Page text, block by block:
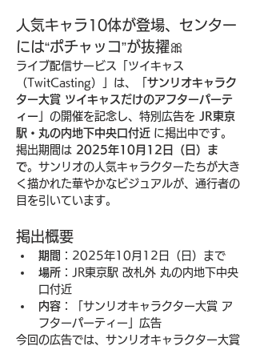
人気キャラ10体が登場、センター
には“ポチャッコ”が抜擢🎀
ライブ配信サービス「ツイキャス
（TwitCasting）」は、「 サンリオキャラク
ター大賞 ツイキャスだけのアフターパーテ
ィー 」の開催を記念し、特別広告を JR東京
駅・丸の内地下中央口付近 に掲出中です。
掲出期間は 2025年10月12日（日）ま
で。サンリオの人気キャラクターたちが大き
く描かれた華やかなビジュアルが、通行者の
目を引いています。
掲出概要
期間 ：2025年10月12日（日）まで
場所 ：JR東京駅 改札外 丸の内地下中央
口付近
内容 ：「サンリオキャラクター大賞 ア
フターパーティー」広告
今回の広告では、サンリオキャラクター大賞